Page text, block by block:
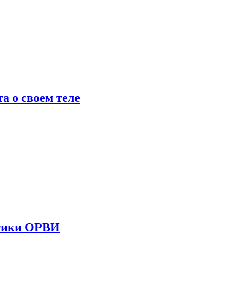
о своем теле
ОРВИ